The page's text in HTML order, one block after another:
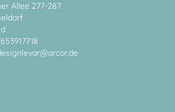
Allee 277-287